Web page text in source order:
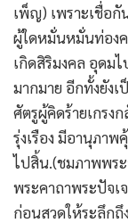
เพ็ญ) เพราะเชื่อ
ผู้ใดหมั่นหมั่นท่อง
เกิดสิริมงคล อุดม
มากมาย อีกทั้งยัง
ศัตรูผู้คิดร้ายเกรง
รุ่งเรือง มีอานุภา
ไปสิ้น.(ชมภาพพร
พระคาถาพระปัจเ
ก่อนสวดให้ระลึก